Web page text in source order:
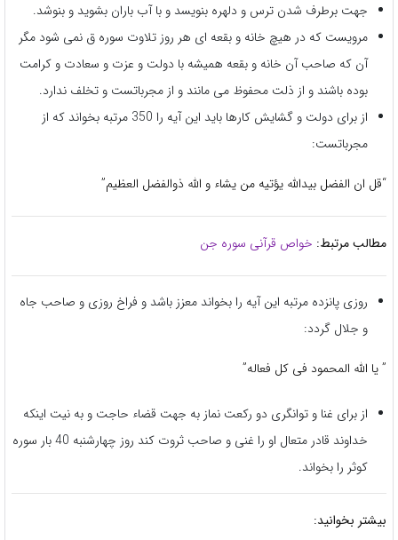
جهت برطرف شدن ترس و دلهره بنویسد و با آب باران بشوید و بنوشد.
مرویست که در هیچ خانه و بقعه ای هر روز تلاوت سوره ق نمی شود مگر
آن که صاحب آن خانه و بقعه همیشه با دولت و عزت و سعادت و کرامت
بوده باشند و از ذلت محفوظ می مانند و از مجرباتست و تخلف ندارد.
از برای دولت و گشایش کارها باید این آیه را 350 مرتبه بخواند که از
مجرباتست:
“قل ان الفضل بیدالله یؤتیه من یشاء و الله ذوالفضل العظیم”
مطالب مرتبط: خواص قرآنی سوره جن
روزی پانزده مرتبه این آیه را بخواند معزز باشد و فراخ روزی و صاحب جاه
و جلال گردد:
” یا الله المحمود فی کل فعاله”
از برای غنا و توانگری دو رکعت نماز به جهت قضاء حاجت و به نیت اینکه
خداوند قادر متعال او را غنی و صاحب ثروت کند روز چهارشنبه 40 بار سوره
کوثر را بخواند.
بیشتر بخوانید: